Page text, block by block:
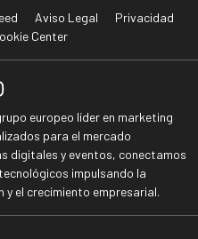
Aviso Legal
Privacidad
Center
europeo líder en marketing
para el mercado
digitales y eventos, conectamos
impulsando la
y el crecimiento empresarial.